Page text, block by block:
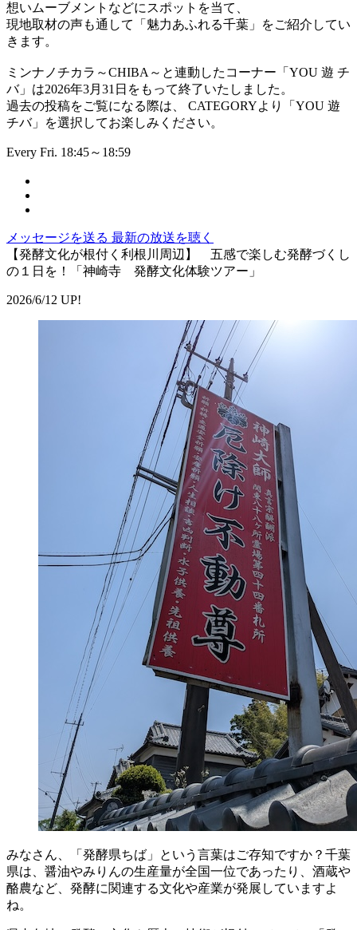
想いムーブメントなどにスポットを当て、
現地取材の声も通して「魅力あふれる千葉」をご紹介してい
きます。
ミンナノチカラ～CHIBA～と連動したコーナー「YOU 遊 チ
バ」は2026年3月31日をもって終了いたしました。
過去の投稿をご覧になる際は、 CATEGORYより「YOU 遊
チバ」を選択してお楽しみください。
Every Fri. 18:45～18:59
メッセージを送る 最新の放送を聴く
【発酵文化が根付く利根川周辺】 五感で楽しむ発酵づくし
の１日を！「神崎寺 発酵文化体験ツアー」
2026/6/12 UP!
みなさん、「発酵県ちば」という言葉はご存知ですか？千葉
県は、醤油やみりんの生産量が全国一位であったり、酒蔵や
酪農など、発酵に関連する文化や産業が発展していますよ
ね。